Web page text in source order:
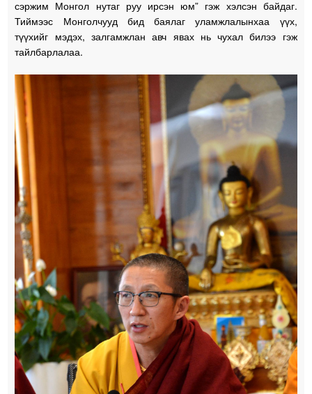
сэржим Монгол нутаг руу ирсэн юм” гэж хэлсэн байдаг.
Тиймээс Монголчууд бид баялаг уламжлалынхаа үүх,
түүхийг мэдэх, залгамжлан авч явах нь чухал билээ гэж
тайлбарлалаа.